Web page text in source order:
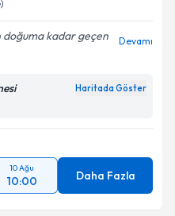
kadar geçen
Devamı
Haritada Göster
10 Ağu
10:00 Daha Fazla